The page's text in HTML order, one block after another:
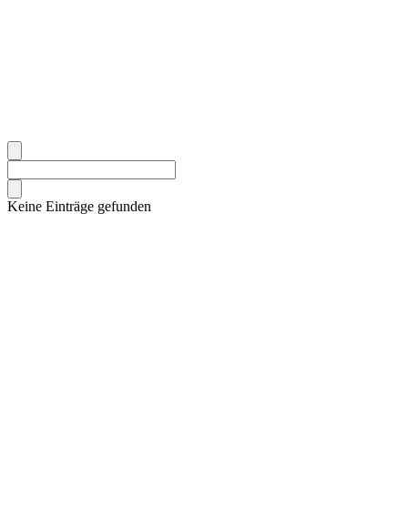
Keine Einträge gefunden